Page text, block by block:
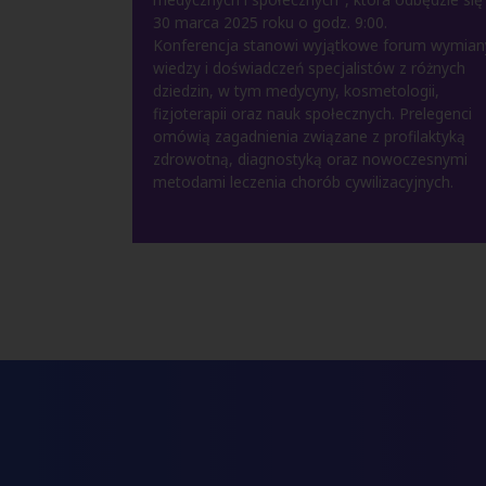
30 marca 2025 roku o godz. 9:00.
Konferencja stanowi wyjątkowe forum
wiedzy i doświadczeń specjalistów z różnych
dziedzin, w tym medycyny, kosmetologii,
fizjoterapii oraz nauk społecznych. Prelegenci
omówią zagadnienia związane z profilaktyką
zdrowotną, diagnostyką oraz nowoczesnymi
metodami leczenia chorób cywilizacyjnych.